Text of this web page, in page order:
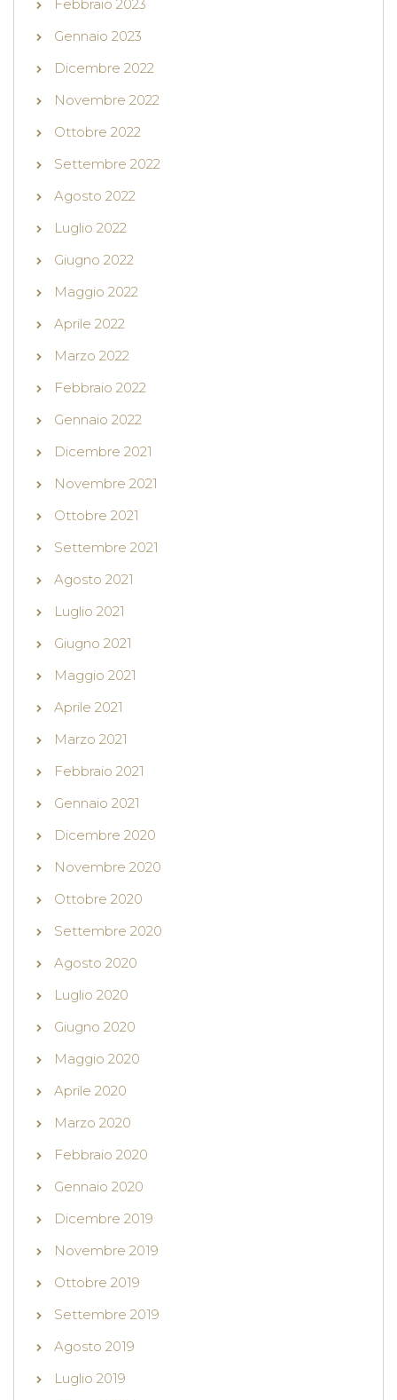
Febbraio 2023
Gennaio 2023
Dicembre 2022
Novembre 2022
Ottobre 2022
Settembre 2022
Agosto 2022
Luglio 2022
Giugno 2022
Maggio 2022
Aprile 2022
Marzo 2022
Febbraio 2022
Gennaio 2022
Dicembre 2021
Novembre 2021
Ottobre 2021
Settembre 2021
Agosto 2021
Luglio 2021
Giugno 2021
Maggio 2021
Aprile 2021
Marzo 2021
Febbraio 2021
Gennaio 2021
Dicembre 2020
Novembre 2020
Ottobre 2020
Settembre 2020
Agosto 2020
Luglio 2020
Giugno 2020
Maggio 2020
Aprile 2020
Marzo 2020
Febbraio 2020
Gennaio 2020
Dicembre 2019
Novembre 2019
Ottobre 2019
Settembre 2019
Agosto 2019
Luglio 2019